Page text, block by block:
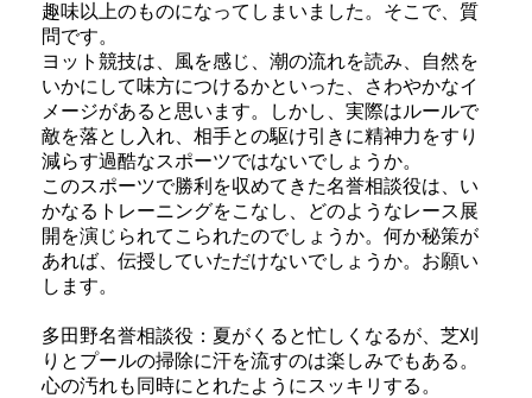
趣味以上のものになってしまいました。そこで、質
問です。
ヨット競技は、風を感じ、潮の流れを読み、自然を
いかにして味方につけるかといった、さわやかなイ
メージがあると思います。しかし、実際はルールで
敵を落とし入れ、相手との駆け引きに精神力をすり
減らす過酷なスポーツではないでしょうか。
このスポーツで勝利を収めてきた名誉相談役は、い
かなるトレーニングをこなし、どのようなレース展
開を演じられてこられたのでしょうか。何か秘策が
あれば、伝授していただけないでしょうか。お願い
します。
多田野名誉相談役：夏がくると忙しくなるが、芝刈
りとプールの掃除に汗を流すのは楽しみでもある。
心の汚れも同時にとれたようにスッキリする。